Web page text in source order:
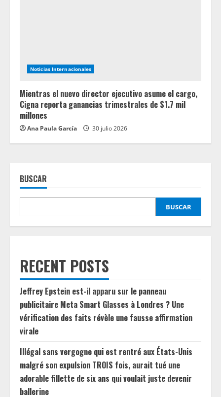
Noticias Internacionales
Mientras el nuevo director ejecutivo asume el cargo,
Cigna reporta ganancias trimestrales de $1.7 mil
millones
Ana Paula García 30 julio 2026
BUSCAR
BUSCAR
RECENT POSTS
Jeffrey Epstein est-il apparu sur le panneau
publicitaire Meta Smart Glasses à Londres ? Une
vérification des faits révèle une fausse affirmation
virale
Illégal sans vergogne qui est rentré aux États-Unis
malgré son expulsion TROIS fois, aurait tué une
adorable fillette de six ans qui voulait juste devenir
ballerine